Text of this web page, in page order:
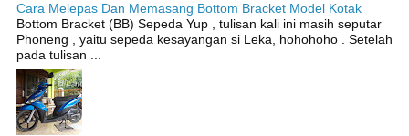
Cara Melepas Dan Memasang Bottom Bracket Model Kotak
Bottom Bracket (BB) Sepeda Yup , tulisan kali ini masih seputar
Phoneng , yaitu sepeda kesayangan si Leka, hohohoho . Setelah
pada tulisan ...